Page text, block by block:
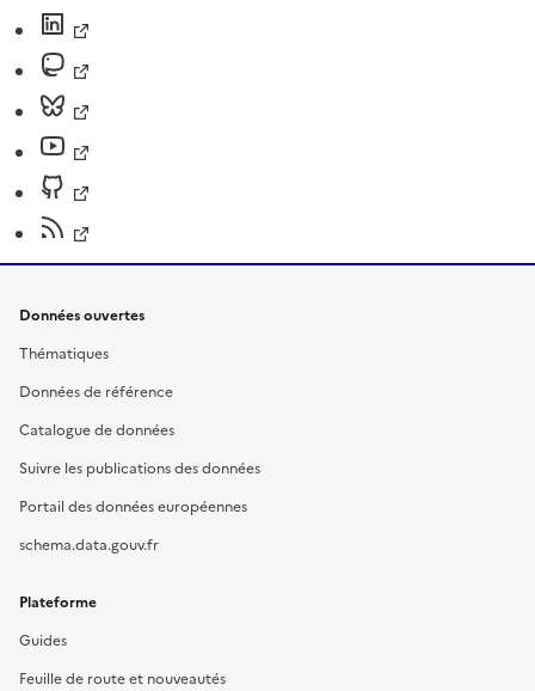
Données ouvertes
Thématiques
Données de référence
Catalogue de données
Suivre les publications des données
Portail des données européennes
schema.data.gouv.fr
Plateforme
Guides
Feuille de route et nouveautés